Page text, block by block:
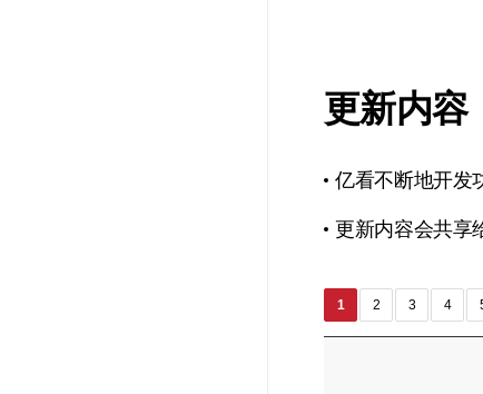
更新内容
亿看不断地开发
更新内容会共享
1 2 3 4